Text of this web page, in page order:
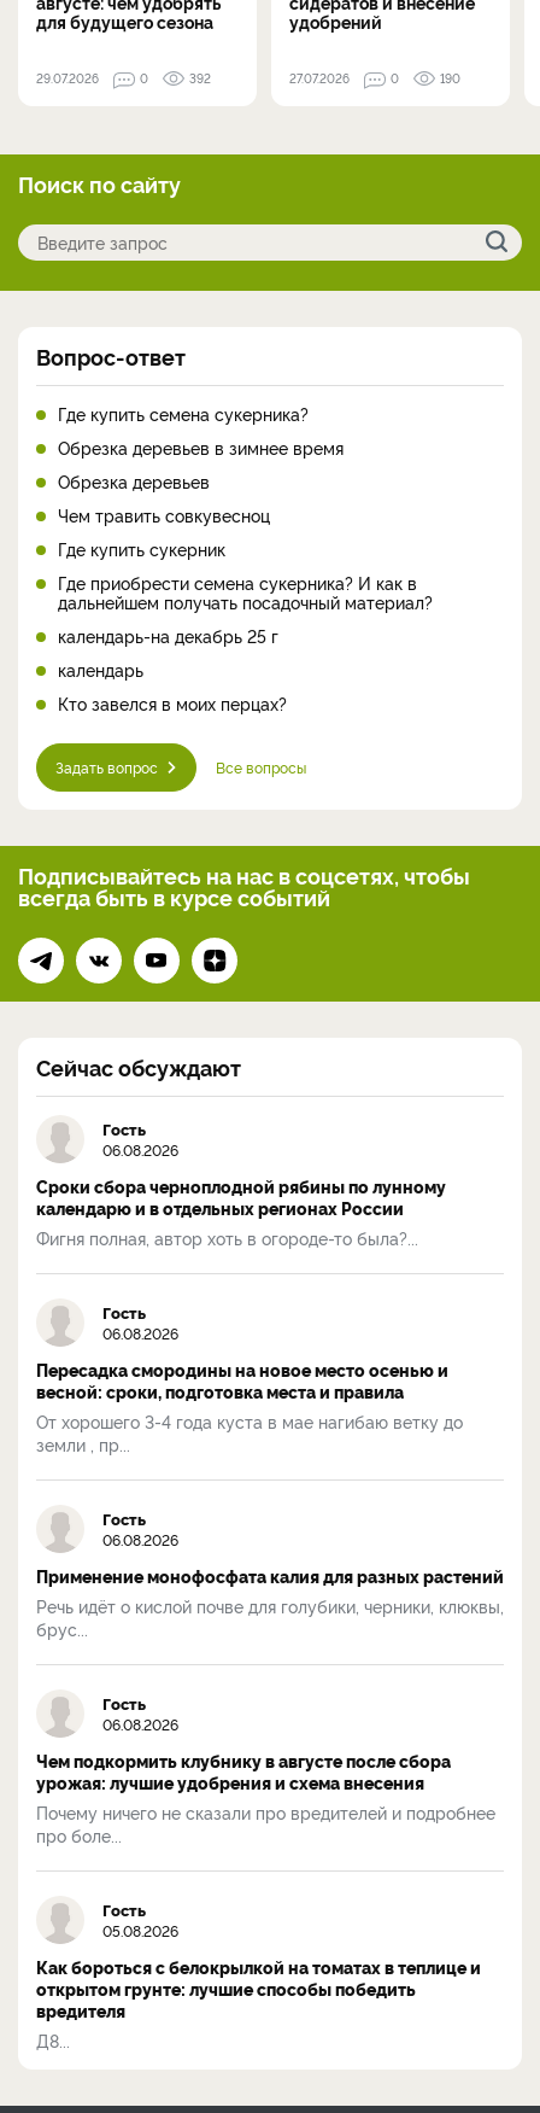
для будущего сезона
29.07.2026 0 392
удобрений
27.07.2026 0 190
Поиск по сайту
Вопрос-ответ
Где купить семена сукерника?
Обрезка деревьев в зимнее время
Обрезка деревьев
Чем травить совкувесноц
Где купить сукерник
Где приобрести семена сукерника? И как в
дальнейшем получать посадочный материал?
календарь-на декабрь 25 г
календарь
Кто завелся в моих перцах?
Задать вопрос Все вопросы
Подписывайтесь на нас в соцсетях, чтобы
всегдабыть в курсе событий
Сейчас обсуждают
Гость
06.08.2026
Сроки сбора черноплодной рябины по лунному
календарю и в отдельных регионах России
Фигня полная, автор хоть в огороде-то была?...
Гость
06.08.2026
Пересадка смородины на новое место осенью и
весной: сроки, подготовка места и правила
От хорошего 3-4 года куста в мае нагибаю ветку до
земли , пр...
Гость
06.08.2026
Применение монофосфата калия для разных растений
Речь идёт о кислой почве для голубики, черники, клюквы,
брус...
Гость
06.08.2026
Чем подкормить клубнику в августе после сбора
урожая: лучшие удобрения и схема внесения
Почему ничего не сказали про вредителей и подробнее
про боле...
Гость
05.08.2026
Как бороться с белокрылкой на томатах в теплице и
открытом грунте: лучшие способы победить
вредителя
Д8...